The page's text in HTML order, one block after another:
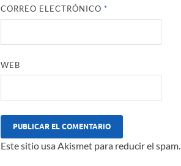
CORREO ELECTRÓNICO *
WEB
Este sitio usa Akismet para reducir el spam.